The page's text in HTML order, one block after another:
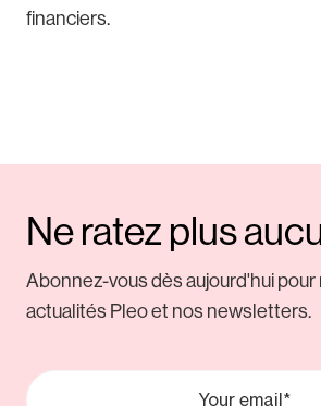
financiers.
Ne ratez plus
Abonnez-vous dès aujourd'hui pour
actualités Pleo et nos newsletters.